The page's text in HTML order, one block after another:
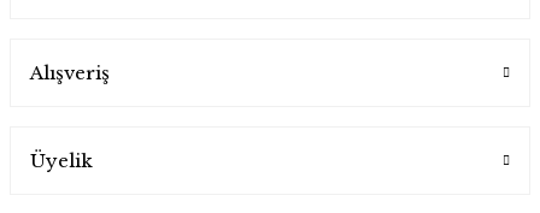
Alışveriş
Üyelik